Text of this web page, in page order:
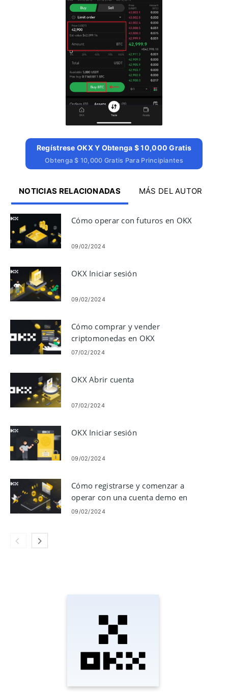
Regístrese OKX Y Obtenga $ 10,000 Gratis
Obtenga $ 10,000 Gratis Para Principiantes
NOTICIAS RELACIONADAS MÁS DEL AUTOR
Cómo operar con futuros en OKX
09/02/2024
OKX Iniciar sesión
09/02/2024
Cómo comprar y vender
criptomonedas en OKX
07/02/2024
OKX Abrir cuenta
07/02/2024
OKX Iniciar sesión
09/02/2024
Cómo registrarse y comenzar a
operar con una cuenta demo en
OKX
09/02/2024